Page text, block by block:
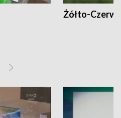
Żółto-